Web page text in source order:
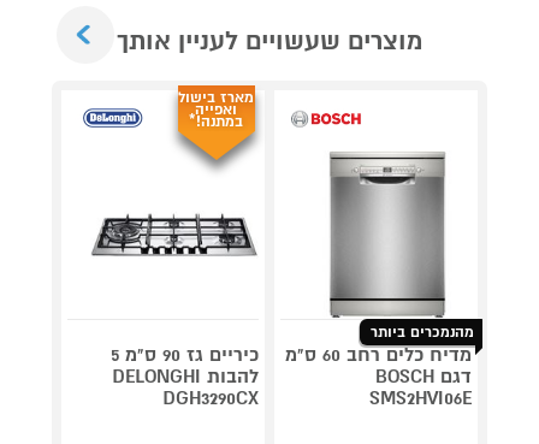
מוצרים שעשויים לעניין אותך
מהנמכרים ביותר
מדיח כלים רחב 60 ס"מ
דגם BOSCH
SMS2HVI06E
מארז בישול
ואפייה
במתנה!*
כיריים גז 90 ס"מ 5
להבות DELONGHI
DGH3290CX